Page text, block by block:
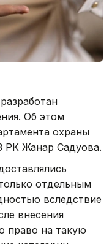
Об этом
охраны
РК Жанар Садуова.
отдельным
вследствие
внесения
право на такую